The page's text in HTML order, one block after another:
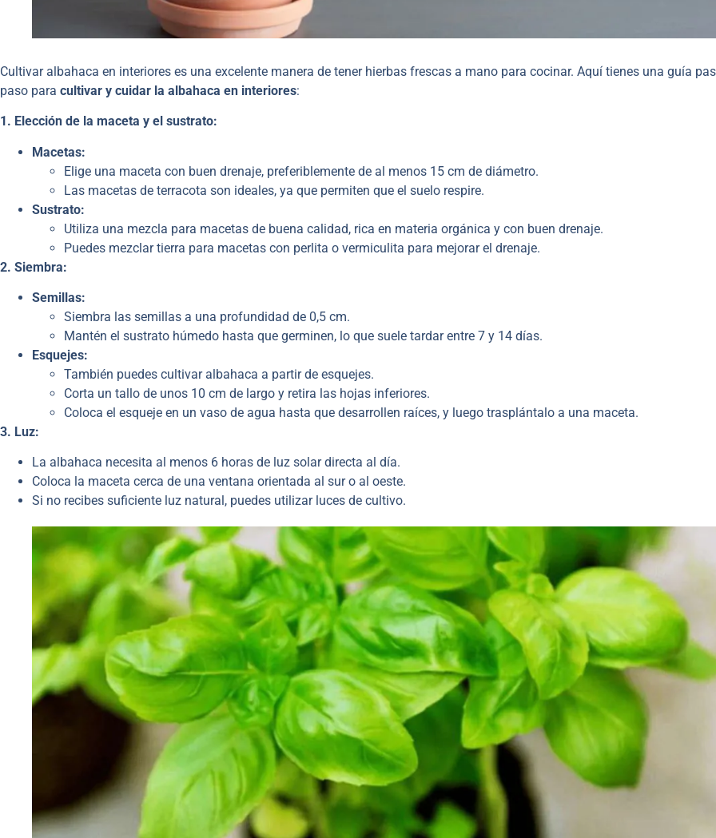
Cultivar albahaca en interiores es una excelente manera de tener hierbas frescas a mano para cocinar. Aquí tienes una guía
paso para cultivar y cuidar la albahaca en interiores:
1. Elección de la maceta y el sustrato:
Macetas:
Elige una maceta con buen drenaje, preferiblemente de al menos 15 cm de diámetro.
Las macetas de terracota son ideales, ya que permiten que el suelo respire.
Sustrato:
Utiliza una mezcla para macetas de buena calidad, rica en materia orgánica y con buen drenaje.
Puedes mezclar tierra para macetas con perlita o vermiculita para mejorar el drenaje.
2. Siembra:
Semillas:
Siembra las semillas a una profundidad de 0,5 cm.
Mantén el sustrato húmedo hasta que germinen, lo que suele tardar entre 7 y 14 días.
Esquejes:
También puedes cultivar albahaca a partir de esquejes.
Corta un tallo de unos 10 cm de largo y retira las hojas inferiores.
Coloca el esqueje en un vaso de agua hasta que desarrollen raíces, y luego trasplántalo a una maceta.
3. Luz:
La albahaca necesita al menos 6 horas de luz solar directa al día.
Coloca la maceta cerca de una ventana orientada al sur o al oeste.
Si no recibes suficiente luz natural, puedes utilizar luces de cultivo.